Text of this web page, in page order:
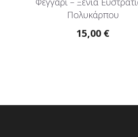
Πολυκάρπου
15,00 €